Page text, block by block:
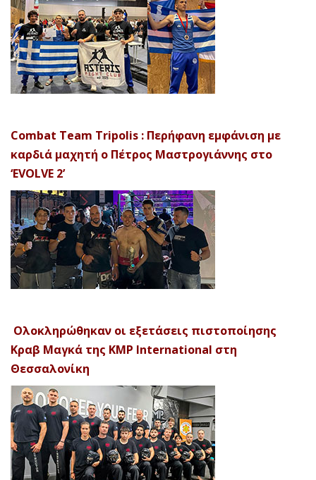
Combat Team Tripolis : Περήφανη εμφάνιση με
καρδιά μαχητή ο Πέτρος Μαστρογιάννης στο
‘EVOLVE 2’
Ολοκληρώθηκαν οι εξετάσεις πιστοποίησης
Κραβ Μαγκά της KMP International στη
Θεσσαλονίκη